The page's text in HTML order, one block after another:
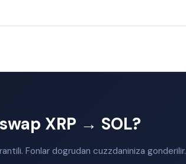
XRP → SOL?
Fonlar dogrudan cuzzdaniniza gonderilir.